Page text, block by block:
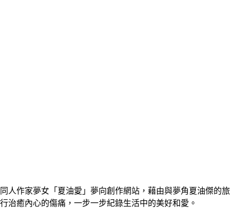
同人作家夢女「夏油愛」夢向創作網站，藉由與夢角夏油傑的旅
行治癒內心的傷痛，一步一步紀錄生活中的美好和愛。